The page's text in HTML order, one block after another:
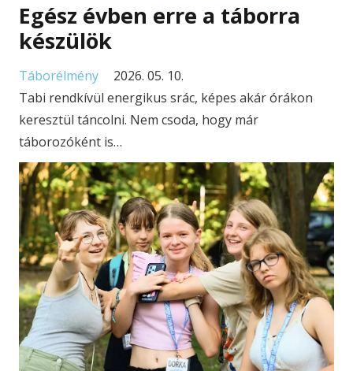
Egész évben erre a táborra
készülök
Táborélmény
2026. 05. 10.
Tabi rendkívül energikus srác, képes akár órákon
keresztül táncolni. Nem csoda, hogy már
táborozóként is…